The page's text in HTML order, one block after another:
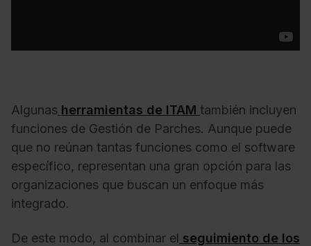
Algunas herramientas de ITAM también incluyen
funciones de Gestión de Parches. Aunque puede
que no reúnan tantas funciones como el software
específico, representan una gran opción para las
organizaciones que buscan un enfoque más
integrado.
De este modo, al combinar el seguimiento de los